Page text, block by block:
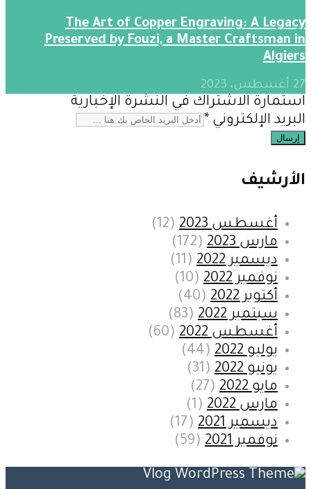
The Art of Copper Engraving: A Legacy
Preserved by Fouzi, a Master Craftsman in
Algiers
27 أغسطس، 2023
استمارة الاشتراك في النشرة الإخبارية
البريد الإلكتروني *
إرسال
الأرشيف
أغسطس 2023
(12)
مارس 2023
(172)
ديسمبر 2022
(11)
نوفمبر 2022
(10)
أكتوبر 2022
(40)
سبتمبر 2022
(83)
أغسطس 2022
(60)
يوليو 2022
(44)
يونيو 2022
(31)
مايو 2022
(27)
مارس 2022
(1)
ديسمبر 2021
(17)
نوفمبر 2021
(59)